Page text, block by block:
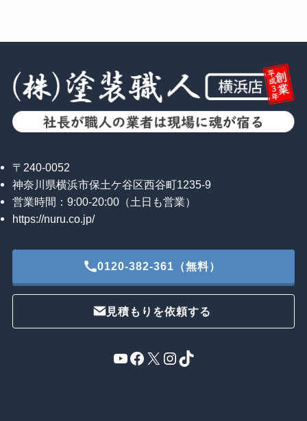
〒240-0052
神奈川県横浜市保土ケ谷区西谷町1235-9
営業時間：9:00-20:00（土日も営業）
https://nuru.co.jp/
0120-382-361（無料）
見積もりを依頼する
YouTube
Facebook
X Instagram
TikTok